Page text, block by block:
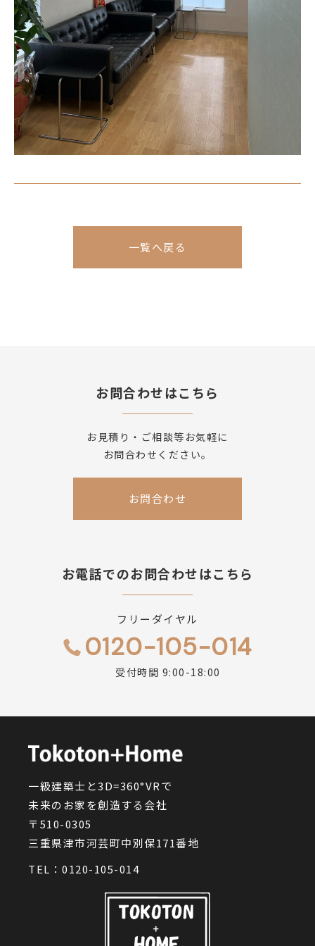
一覧へ戻る
お問合わせはこちら
お見積り・ご相談等お気軽に
お問合わせください。
お問合わせ
お電話でのお問合わせはこちら
フリーダイヤル
0120-105-014
受付時間 9:00-18:00
一級建築士と3D=360°VRで
未来のお家を創造する会社
〒510-0305
三重県津市河芸町中別保171番地
TEL： 0120-105-014